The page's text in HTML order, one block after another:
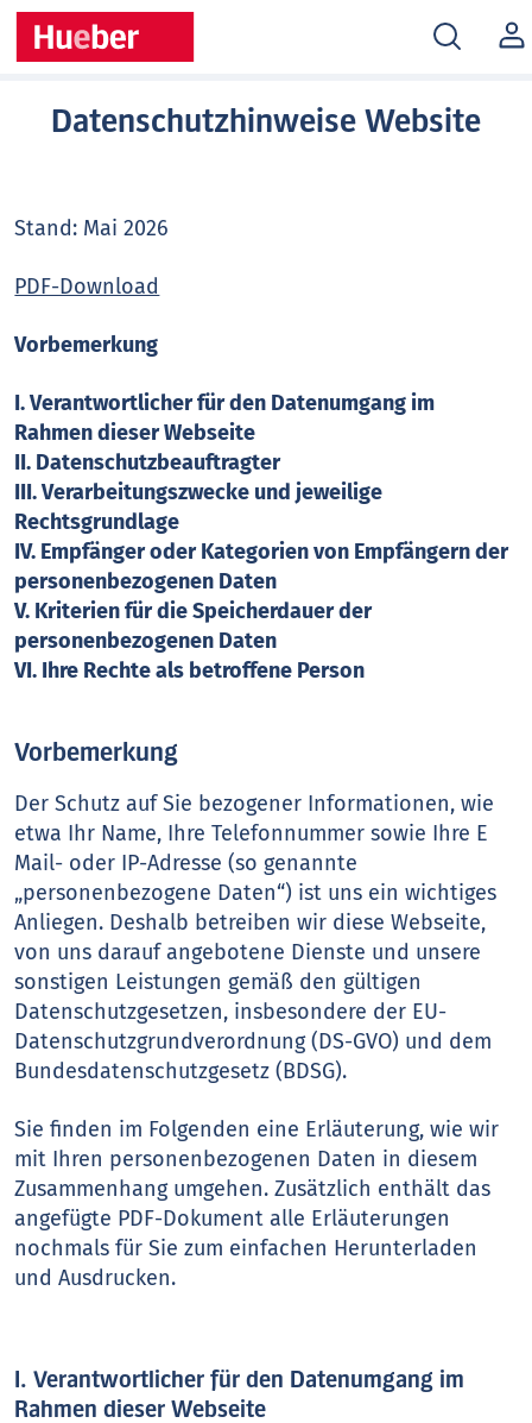
MEIN
Datenschutzhinweise Website
Stand: Mai 2026
PDF-Download
Vorbemerkung
I. Verantwortlicher für den Datenumgang im
Rahmen dieser Webseite
II. Datenschutzbeauftragter
III. Verarbeitungszwecke und jeweilige
Rechtsgrundlage
IV. Empfänger oder Kategorien von Empfängern der
personenbezogenen Daten
V. Kriterien für die Speicherdauer der
personenbezogenen Daten
VI. Ihre Rechte als betroffene Person
Vorbemerkung
Der Schutz auf Sie bezogener Informationen, wie
etwa Ihr Name, Ihre Telefonnummer sowie Ihre E
Mail- oder IP-Adresse (so genannte
„personenbezogene Daten“) ist uns ein wichtiges
Anliegen. Deshalb betreiben wir diese Webseite,
von uns darauf angebotene Dienste und unsere
sonstigen Leistungen gemäß den gültigen
Datenschutzgesetzen, insbesondere der EU-
Datenschutzgrundverordnung (DS-GVO) und dem
Bundesdatenschutzgesetz (BDSG).
Sie finden im Folgenden eine Erläuterung, wie wir
mit Ihren personenbezogenen Daten in diesem
Zusammenhang umgehen. Zusätzlich enthält das
angefügte PDF-Dokument alle Erläuterungen
nochmals für Sie zum einfachen Herunterladen
und Ausdrucken.
I. Verantwortlicher für den Datenumgang im
Rahmen dieser Webseite